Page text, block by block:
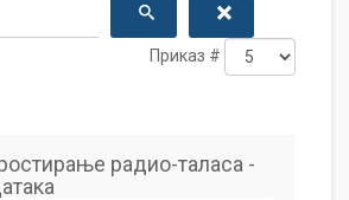
Приказ #
радио-таласа -